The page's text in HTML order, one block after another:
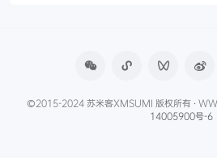
©2015-2024 苏米客XMSUMI 版权所有 ·
14005900号-6